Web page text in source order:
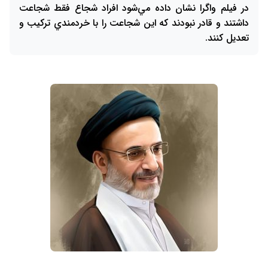
در فيلم واگرا نشان داده مي‌شود افراد شجاع فقط شجاعت
داشتند و قادر نبودند كه اين شجاعت را با خردمندي تركيب و
تعديل كنند.